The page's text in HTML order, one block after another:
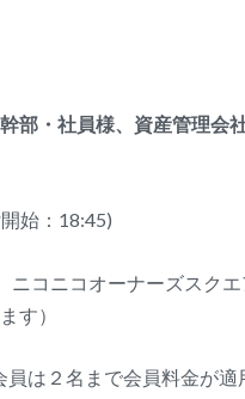
部・社員様、資産管理会
始：18:45)
コニコオーナーズスクエ
す）
は２名まで会員料金が適